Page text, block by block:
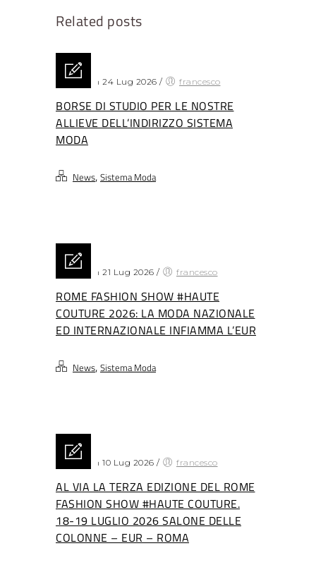
Related posts
Posted on 24 Lug 2026 / francesco
BORSE DI STUDIO PER LE NOSTRE
ALLIEVE DELL’INDIRIZZO SISTEMA
MODA
News, Sistema Moda
Posted on 21 Lug 2026 / francesco
ROME FASHION SHOW #HAUTE
COUTURE 2026: LA MODA NAZIONALE
ED INTERNAZIONALE INFIAMMA L’EUR
News, Sistema Moda
Posted on 10 Lug 2026 / francesco
AL VIA LA TERZA EDIZIONE DEL ROME
FASHION SHOW #HAUTE COUTURE.
18-19 LUGLIO 2026 SALONE DELLE
COLONNE – EUR – ROMA